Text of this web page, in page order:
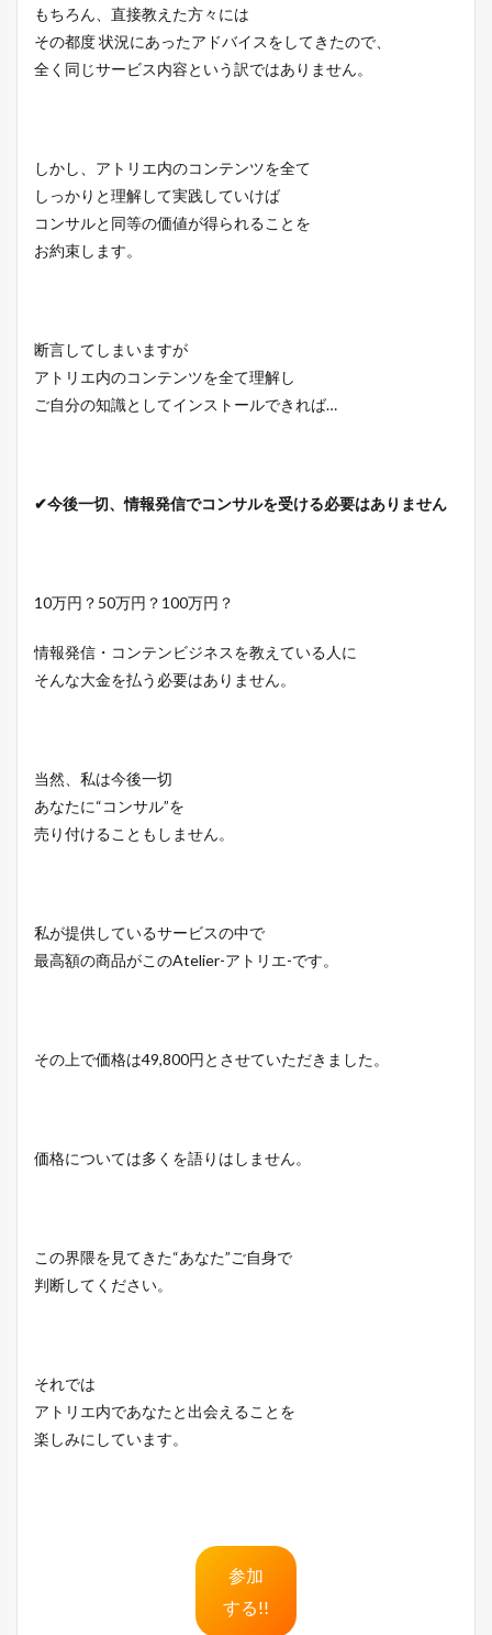
もちろん、直接教えた方々には
その都度 状況にあったアドバイスをしてきたので、
全く同じサービス内容という訳ではありません。
しかし、アトリエ内のコンテンツを全て
しっかりと理解して実践していけば
コンサルと同等の価値が得られることを
お約束します。
断言してしまいますが
アトリエ内のコンテンツを全て理解し
ご自分の知識としてインストールできれば…
✔今後一切、情報発信でコンサルを受ける必要はありません
10万円？50万円？100万円？
情報発信・コンテンビジネスを教えている人に
そんな大金を払う必要はありません。
当然、私は今後一切
あなたに“コンサル”を
売り付けることもしません。
私が提供しているサービスの中で
最高額の商品がこのAtelier-アトリエ-です。
その上で価格は49,800円とさせていただきました。
価格については多くを語りはしません。
この界隈を見てきた“あなた”ご自身で
判断してください。
それでは
アトリエ内であなたと出会えることを
楽しみにしています。
参加
する!!